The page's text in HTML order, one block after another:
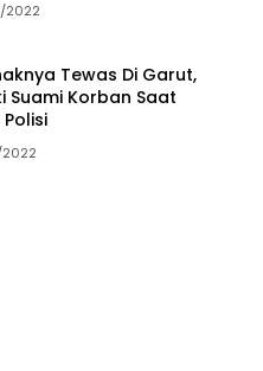
2022
Tewas Di Garut,
Suami Korban Saat